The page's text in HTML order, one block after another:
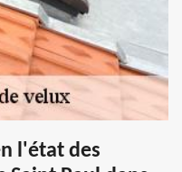
l'état des